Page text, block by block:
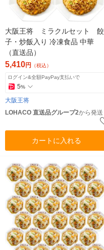
大阪王将 ミラクルセット 餃
子・炒飯入り 冷凍食品 中華
（直送品）
5,410円 （税込）
ログイン&全額PayPay支払いで
5%
大阪王将
LOHACO 直送品グループ2から発送
カートに入れる